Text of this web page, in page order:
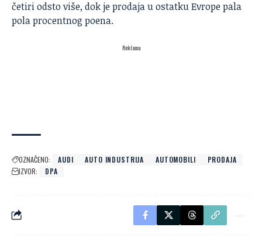
četiri odsto više, dok je prodaja u ostatku Evrope pala
pola procentnog poena.
Reklama
OZNAČENO: AUDI AUTO INDUSTRIJA AUTOMOBILI
PRODAJA
IZVOR:
DPA